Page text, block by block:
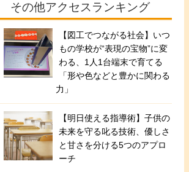
その他アクセスランキング
【図工でつながる社会】いつ
もの学校が“表現の宝物”に変
わる、1人1台端末で育てる
「形や色などと豊かに関わる
力」
【明日使える指導術】子供の
未来を守る叱る技術、優しさ
と甘さを分ける5つのアプロ
ーチ